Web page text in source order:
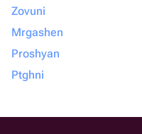
Zovuni
Mrgashen
Proshyan
Ptghni